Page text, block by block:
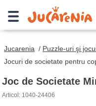
Jucarenia / Puzzle-uri şi
Jocuri de societate pentru
Joc de Societate
Articol: 1040-24406